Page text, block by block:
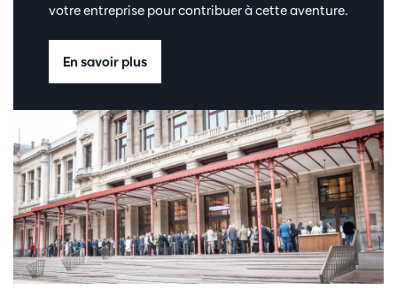
votre entreprise pour contribuer à cette aventure.
En savoir plus